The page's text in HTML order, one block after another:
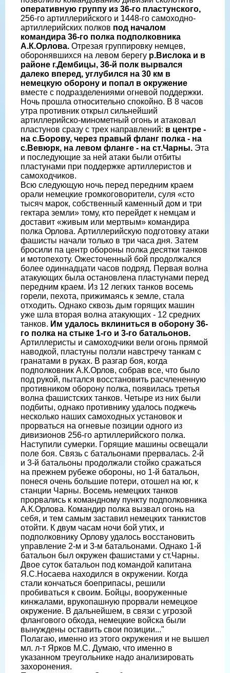
оперативную группу из 36-го пластунского,
256-го артиллерийского и 1448-го самоходно-
артиллерийских полков под началом
командира 36-го полка подполковника
А.К.Орлова. Отрезая группировку немцев,
оборонявшихся на левом берегу р.Вислока и в
районе г.Дембицы, 36-й полк вырвался
далеко вперед, углубился на 30 км в
немецкую оборону и попал в окружение
вместе с подразделениями огневой поддержки.
Ночь прошла относительно спокойно. В 8 часов
утра противник открыл сильнейший
артиллерийско-минометный огонь и атаковал
пластунов сразу с трех направлений: в центре -
на с.Борову, через правый фланг полка - на
с.Вевюрк, на левом фланге - на ст.Чарны. Эта
и последующие за ней атаки были отбиты
пластунами при поддержке артиллеристов и
самоходчиков.
Всю следующую ночь перед передним краем
орали немецкие громкоговорители, суля «сто
тысяч марок, собственный каменный дом и три
гектара земли» тому, кто перейдет к немцам и
доставит «живым или мертвым» командира
полка Орлова. Артиллерийскую подготовку атаки
фашисты начали только в три часа дня. Затем
бросили па центр обороны полка десятки танков
и мотопехоту. Ожесточенный бой продолжался
более одиннадцати часов подряд. Первая волна
атакующих была остановлена пластунами перед
передним краем. Из 12 легких танков восемь
горели, пехота, прижимаясь к земле, стала
отходить. Однако сквозь дым горящих машин
уже шла вторая волна атакующих - 12 средних
танков. Им удалось вклиниться в оборону 36-
го полка на стыке 1-го и 3-го батальонов.
Артиллеристы и самоходчики вели огонь прямой
наводкой, пластуны ползли навстречу танкам с
гранатами в руках. В разгар боя, когда
подполковник А.К.Орлов, собрав все, что было
под рукой, пытался восстановить расчлененную
противником оборону полка, появилась третья
волна фашистских танков. Четыре из них были
подбиты, однако противнику удалось поджечь
несколько наших самоходных установок и
прорваться на огневые позиции одного из
дивизионов 256-го артиллерийского полка.
Наступили сумерки. Горящие машины освещали
поле боя. Связь с батальонами прервалась. 2-й
и 3-й батальоны продолжали стойко сражаться
на прежнем рубеже обороны, но 1-й батальон,
понеся очень большие потери, отошел на юг, к
станции Чарны. Восемь немецких танков
прорвались к командному пункту подполковника
А.К.Орлова. Командир полка вызвал огонь на
себя, и тем самым заставил немецких танкистов
отойти. К двум часам ночи бой утих, и
подполковнику Орлову удалось восстановить
управление 2-м и 3-м батальонами. Однако 1-й
батальон был окружен фашистами у ст.Чарны.
Двое суток батальон под командой капитана
Я.С.Носаева находился в окружении. Когда
стали кончаться боеприпасы, решили
пробиваться к своим. Бойцы, вооруженные
кинжалами, врукопашную прорвали немецкое
окружение. В дальнейшем, в связи с угрозой
флангового обхода, немецкие войска были
вынуждены оставить свои позиции..."
Полагаю, именно из этого окружения и не вышел
мл. л-т Ярков М.С. Думаю, что именно в
указанном треугольнике надо анализировать
захоронения.